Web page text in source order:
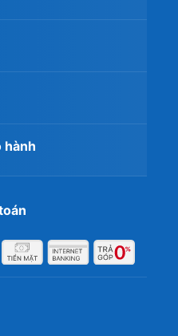
tại thị trường bán lẻ Việt
mẽ bằng một số hãng đối
như dòng XLR8 Gaming
bài bản với quạt kép
load liên tục, nhiệt độ ổn
Đây là mức nhiệt độ lý
hành